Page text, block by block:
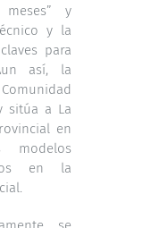
y
y la
para
así, la
sitúa a La
en
en la